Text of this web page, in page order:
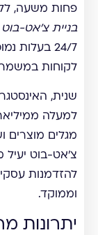
פחות משעה,
בניית צ'אט-
24/7
לקוחות
שנית,
מגלים מוצרים
צ'אט-בוט
להזדמנות
וממוקד.
יתרונות